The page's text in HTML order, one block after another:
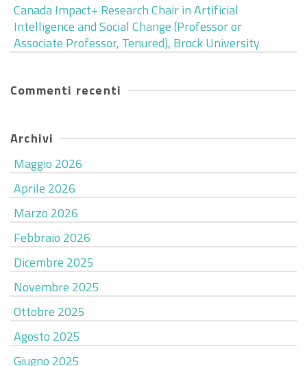
Canada Impact+ Research Chair in Artificial
Intelligence and Social Change (Professor or
Associate Professor, Tenured), Brock University
Commenti recenti
Archivi
Maggio 2026
Aprile 2026
Marzo 2026
Febbraio 2026
Dicembre 2025
Novembre 2025
Ottobre 2025
Agosto 2025
Giugno 2025